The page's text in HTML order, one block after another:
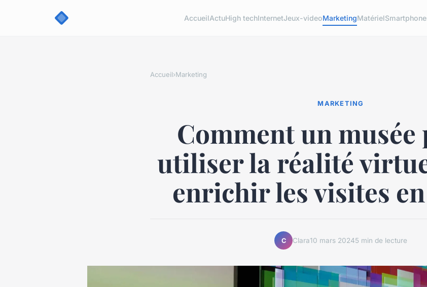
AccueilActuHigh techInternetJeux-videoMarketingMatériel
Accueil›Marketing
MARKETING
Comment un
utiliser la réalité
enrichir les visites
C Clara10 mars 20245 min de lecture